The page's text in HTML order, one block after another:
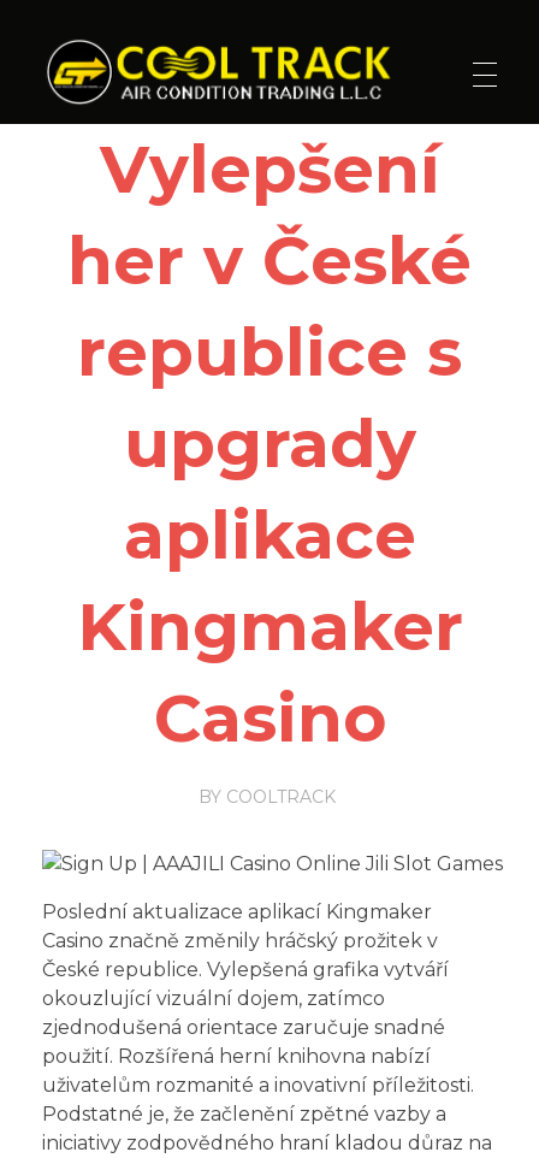
Cool Track Air Condition Trading LLC
Perfect Track of Comfort & Cool
Vylepšení
her v České
republice s
upgrady
aplikace
Kingmaker
Casino
BY COOLTRACK
Poslední aktualizace aplikací Kingmaker
Casino značně změnily hráčský prožitek v
České republice. Vylepšená grafika vytváří
okouzlující vizuální dojem, zatímco
zjednodušená orientace zaručuje snadné
použití. Rozšířená herní knihovna nabízí
uživatelům rozmanité a inovativní příležitosti.
Podstatné je, že začlenění zpětné vazby a
iniciativy zodpovědného hraní kladou důraz na